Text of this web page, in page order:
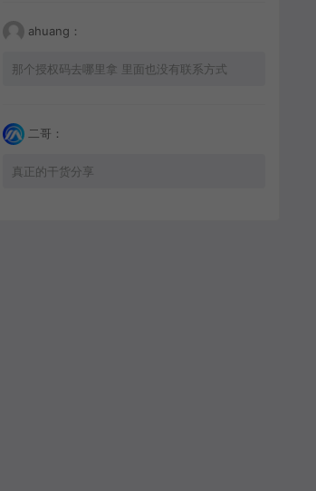
ahuang：
那个授权码去哪里拿 里面也没有联系方式
二哥：
真正的干货分享